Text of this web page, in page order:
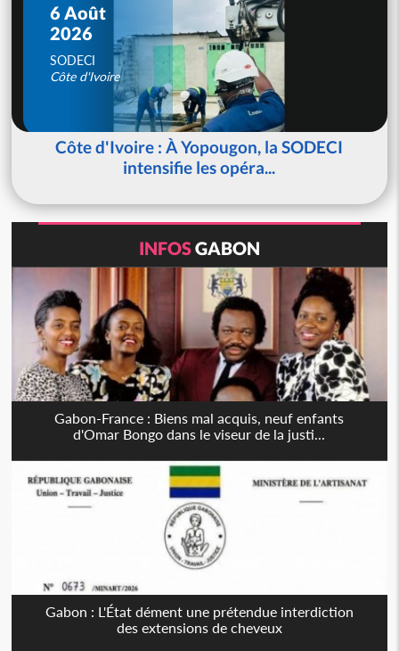
6 Août
2026
SODECI
Côte d'Ivoire
Côte d'Ivoire : À Yopougon, la SODECI
intensifie les opéra...
INFOSGABON
Gabon-France : Biens mal acquis, neuf enfants
d'Omar Bongo dans le viseur de la justi...
Gabon : L'État dément une prétendue interdiction
des extensions de cheveux